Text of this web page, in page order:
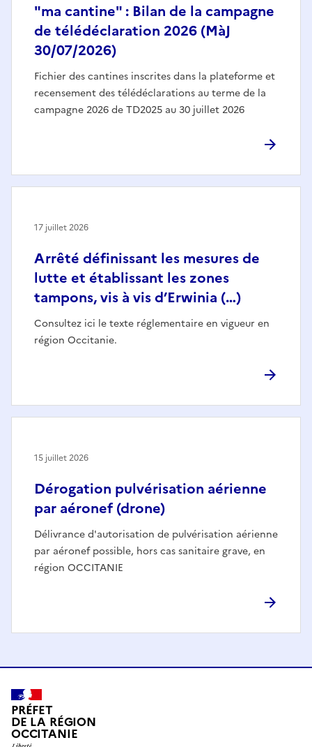
"ma cantine" : Bilan de la campagne
de télédéclaration 2026 (MàJ
30/07/2026)
Fichier des cantines inscrites dans la plateforme et
recensement des télédéclarations au terme de la
campagne 2026 de TD2025 au 30 juillet 2026
Arrêté définissant les mesures de
lutte et établissant les zones
tampons, vis à vis d’Erwinia (…)
Consultez ici le texte réglementaire en vigueur en
région Occitanie.
17 juillet 2026
Dérogation pulvérisation aérienne
par aéronef (drone)
Délivrance d'autorisation de pulvérisation aérienne
par aéronef possible, hors cas sanitaire grave, en
région OCCITANIE
15 juillet 2026
PRÉFET
DE LA RÉGION
OCCITANIE